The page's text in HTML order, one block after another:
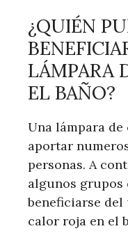
¿QUIÉN
LÁMPARA
EL BAÑO?
Una lámpara
aportar
personas. A
algunos grupos
beneficiarse del
calor roja en el